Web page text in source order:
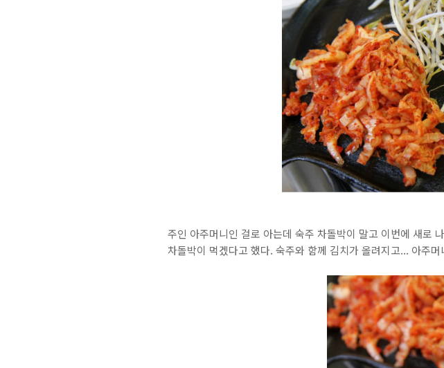
주인 아주머니인 걸로 아는데 숙주 차돌박이 말고 이번에 새로
차돌박이 먹겠다고 했다. 숙주와 함께 김치가 올려지고... 아주